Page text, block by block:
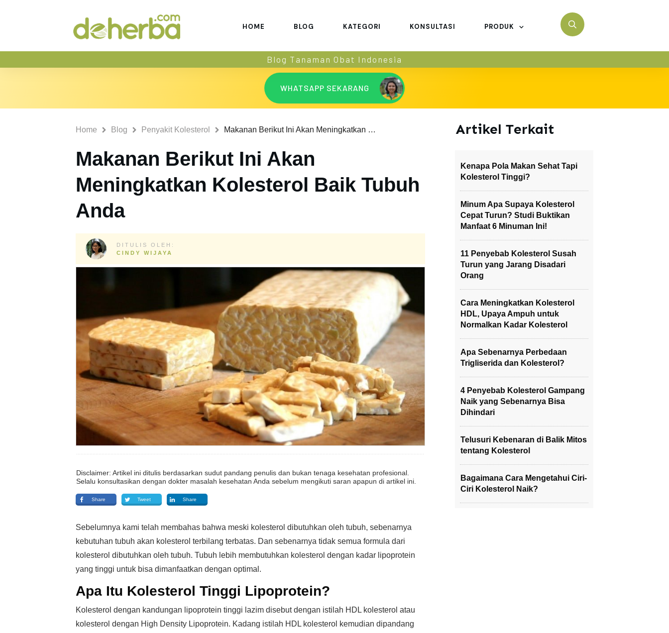
HOME BLOG KATEGORI KONSULTASI PRODUK
Blog Tanaman Obat Indonesia
WHATSAPP SEKARANG
Home Blog Penyakit Kolesterol Makanan Berikut Ini Akan Meningkatkan Kolesterol Baik Tubuh Anda
Makanan Berikut Ini Akan
Meningkatkan Kolesterol Baik Tubuh
Anda
DITULIS OLEH:
CINDY WIJAYA
Disclaimer: Artikel ini ditulis berdasarkan sudut pandang penulis dan bukan tenaga kesehatan profesional.
Selalu konsultasikan dengan dokter masalah kesehatan Anda sebelum mengikuti saran apapun di artikel ini.
Share Tweet Share
Sebelumnya kami telah membahas bahwa meski kolesterol dibutuhkan oleh tubuh, sebenarnya
kebutuhan tubuh akan kolesterol terbilang terbatas. Dan sebenarnya tidak semua formula dari
kolesterol dibutuhkan oleh tubuh. Tubuh lebih membutuhkan kolesterol dengan kadar lipoprotein
yang tinggi untuk bisa dimanfaatkan dengan optimal.
Apa Itu Kolesterol Tinggi Lipoprotein?
Kolesterol dengan kandungan lipoprotein tinggi lazim disebut dengan istilah HDL kolesterol atau
kolesterol dengan High Density Lipoprotein. Kadang istilah HDL kolesterol kemudian dipandang
Artikel Terkait
Kenapa Pola Makan Sehat Tapi
Kolesterol Tinggi?
Minum Apa Supaya Kolesterol
Cepat Turun? Studi Buktikan
Manfaat 6 Minuman Ini!
11 Penyebab Kolesterol Susah
Turun yang Jarang Disadari
Orang
Cara Meningkatkan Kolesterol
HDL, Upaya Ampuh untuk
Normalkan Kadar Kolesterol
Apa Sebenarnya Perbedaan
Trigliserida dan Kolesterol?
4 Penyebab Kolesterol Gampang
Naik yang Sebenarnya Bisa
Dihindari
Telusuri Kebenaran di Balik Mitos
tentang Kolesterol
Bagaimana Cara Mengetahui Ciri-
Ciri Kolesterol Naik?